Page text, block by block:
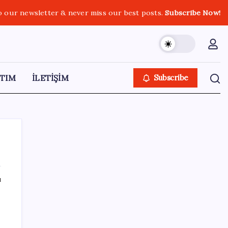
our newsletter & never miss our best posts.Subscribe Now!
İLETİŞİM Subscribe